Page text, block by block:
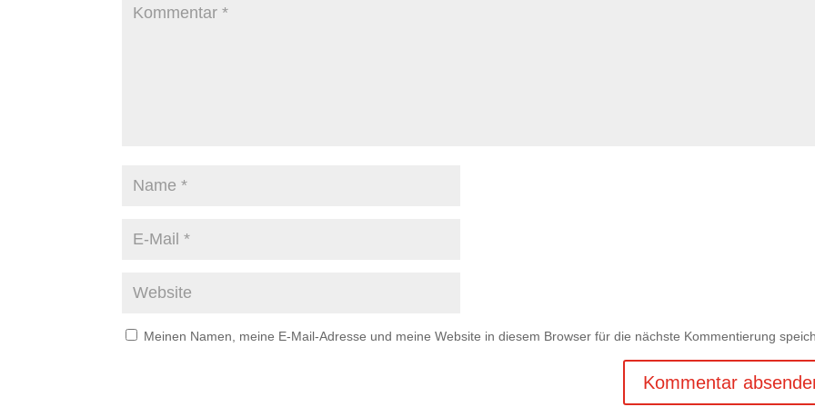
Meinen Namen, meine E-Mail-Adresse und meine Website in diesem Browser für die nächste Kommentierung